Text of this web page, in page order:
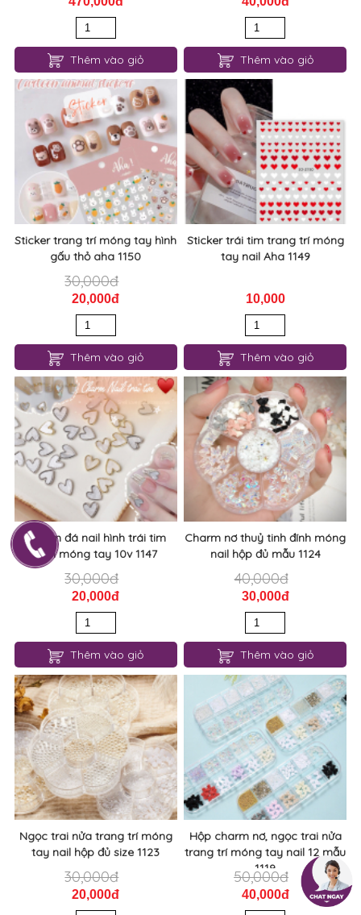
Thêm vào giỏ Thêm vào giỏ
Sticker trang trí móng tay hình
gấu thỏ aha 1150
30,000đ
20,000đ
Thêm vào giỏ
Sticker trái tim trang trí móng
tay nail Aha 1149
10,000
Thêm vào giỏ
Charm đá nail hình trái tim
đính móng tay 10v 1147
30,000đ
20,000đ
Thêm vào giỏ
Charm nơ thuỷ tinh đính móng
nail hộp đủ mẫu 1124
40,000đ
30,000đ
Thêm vào giỏ
Ngọc trai nửa trang trí móng
tay nail hộp đủ size 1123
30,000đ
20,000đ
Hộp charm nơ, ngọc trai nửa
trang trí móng tay nail 12 mẫu
1119
50,000đ
40,000đ